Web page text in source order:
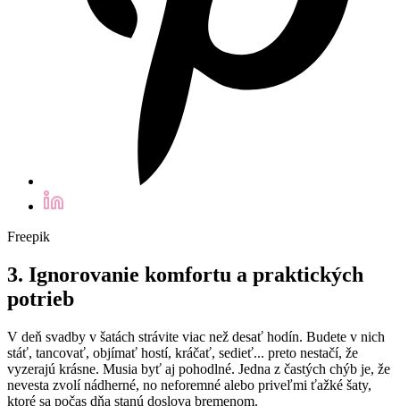
Freepik
3. Ignorovanie komfortu a praktických
potrieb
V deň svadby v šatách strávite viac než desať hodín. Budete v nich
stáť, tancovať, objímať hostí, kráčať, sedieť... preto nestačí, že
vyzerajú krásne. Musia byť aj pohodlné. Jedna z častých chýb je, že
nevesta zvolí nádherné, no neforemné alebo priveľmi ťažké šaty,
ktoré sa počas dňa stanú doslova bremenom.